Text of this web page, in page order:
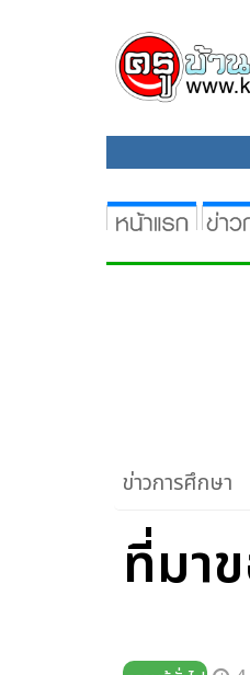
ข่าวการศึกษา
ที่ม